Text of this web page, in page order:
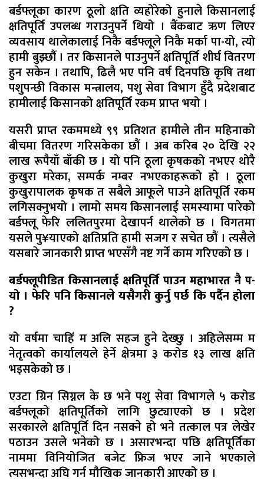
बर्डफ्लूका कारण ठूलो क्षति व्यहोरेको हुनाले किसानलाई
क्षतिपूर्ति उपलब्ध गराउनुपर्ने थियो । बैंकबाट ऋण लिएर
व्यवसाय थालेकालाई निकै बर्डफ्लूले निकै मर्का पा-यो, त्यो
हामी बुझ्छौं । तर किसानले पाउनुपर्ने क्षतिपूर्ति शीर्घ वितरण
हुन सकेन । तथापि, ढिलै भए पनि वर्ष दिनपछि कृषि तथा
पशुपन्छी विकास मन्त्रालय, पशु सेवा विभाग हुँदै प्रदेशबाट
हामीलाई किसानको क्षतिपूर्ति रकम प्राप्त भयो ।
यसरी प्राप्त रकममध्ये ९९ प्रतिशत हामीले तीन महिनाको
बीचमा वितरण गरिसकेका छौं । अब करिब २० देखि २२
लाख रूपैयाँ बाँकी छ । यो पनि ठूला कृषकको नभएर थोरै
कुखुरा मरेका, सम्पर्क नम्बर नभएकाहरूको हो । ठूला
कुखुरापालक कृषक त सबैले आफूले पाउने क्षतिपूर्ति रकम
लगिसक्नुभयो । लामो समय किसानलाई समस्यामा पारेको
बर्डफ्लू फेरि ललितपुरमा देखापर्न थालेको छ । विगतमा
यसले पु¥याएको क्षतिप्रति हामी सजग र सचेत छौं । त्यसैले
यसबारे जानकारी प्राप्त भएसँगै नष्ट गर्ने काम गरिएको छ ।
बर्डफ्लूपीडित किसानलाई क्षतिपूर्ति पाउन महाभारत नै प-
यो । फेरि पनि किसानले यसैगरी कुर्नु पर्छ कि पर्दैन होला
?
यो वर्षमा चाहिँ म अलि सहज हुने देख्छु । अहिलेसम्म म
नेतृत्वको कार्यालयले हेर्ने क्षेत्रमा ३ करोड १३ लाख क्षति
भइसकेको छ ।
एउटा ग्रिन सिग्नल के छ भने पशु सेवा विभागले ५ करोड
बर्डफ्लूको क्षतिपूर्तिको लागि छुट्याएको छ । प्रदेश
सरकारले क्षतिपूर्ति दिन नसक्ने हो भने तत्काल पत्र लेखेर
पठाउन उसले भनेको छ । असारभन्दा पछि क्षतिपूर्तिका
नाममा विनियोजित बजेट फ्रिज भएर जाने भएकाले
त्यसभन्दा अघि गर्न मौखिक जानकारी आएको छ ।